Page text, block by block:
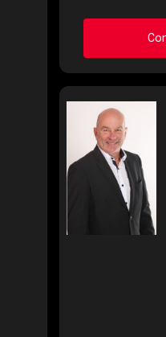
Demander
cette
Prénom
et